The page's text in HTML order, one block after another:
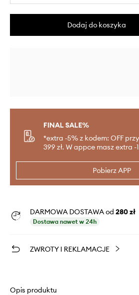
Dodaj do koszyka
FINAL SALE%
*extra -5% z kodem: OFF
399 zł. W appce masz extra -
Pobierz APP
DARMOWA DOSTAWA od 280 zł
Dostawa nawet w 24h
ZWROTY I REKLAMACJE
Opis produktu